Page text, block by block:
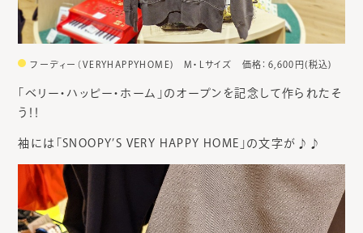
フーディー（VERYHAPPYHOME) M・Lサイズ 価格：6,600円(税込)
「ベリー・ハッピー・ホーム」のオープンを記念して作られたそ
う！！
袖には「SNOOPY’S VERY HAPPY HOME」の文字が♪♪